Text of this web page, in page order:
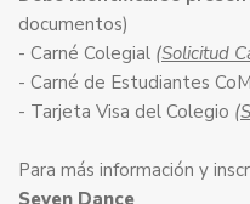
documentos)
- Carné Colegial (Solicitud
- Carné de Estudiantes
- Tarjeta Visa del Colegio
Para más información y
Seven Dance